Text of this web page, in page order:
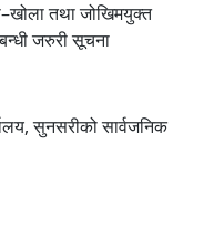
तथा जोखिमयुक्त
जरुरी सूचना
सुनसरीको सार्वजनिक